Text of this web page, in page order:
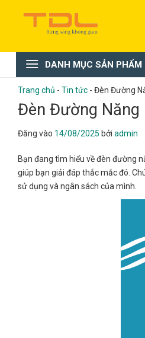
dung
DANH MỤC SẢN PHẨM
Trang chủ - Tin tức - Đèn Đường
Đèn Đường Năng
Đăng vào 14/08/2025 bởi admin
Bạn đang tìm hiểu về đèn đường
giúp bạn giải đáp thắc mắc đó.
sử dụng và ngân sách của mình.